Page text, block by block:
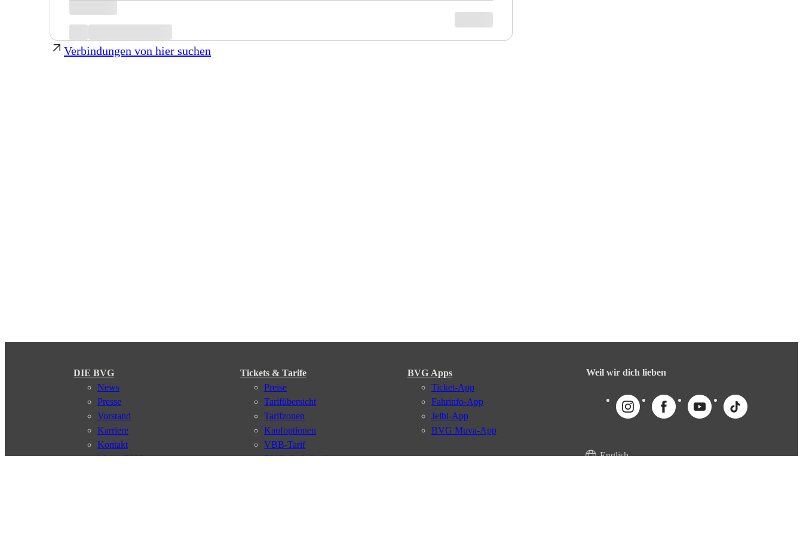
Verbindungen von hier suchen
DIE BVG
News
Presse
Vorstand
Karriere
Kontakt
Meine BVG
Tickets & Tarife
Preise
Tarifübersicht
Tarifzonen
Kaufoptionen
VBB-Tarif
BVG-Guthabenkarte
BVG Apps
Ticket-App
Fahrinfo-App
Jelbi-App
BVG Muva-App
Weil wir dich lieben
English